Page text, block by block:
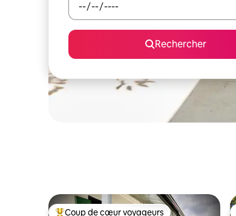
Rechercher
Coup de cœur voyageurs